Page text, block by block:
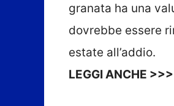
granata ha una
dovrebbe essere
estate all’addio.
LEGGI ANCHE >>>